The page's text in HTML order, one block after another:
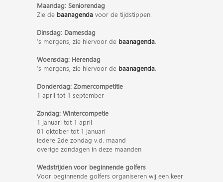
Maandag: Seniorendag
Zie de baanagendavoor de tijdstippen.
Dinsdag: Damesdag
’s morgens, zie hiervoor de baanagenda.
Woensdag: Herendag
’s morgens, zie hiervoor de baanagenda.
Donderdag: Zomercompetitie
1 april tot 1 september
Zondag: Wintercompetie
1 januari tot 1 april
01 oktober tot 1 januari
iedere 2de zondag v.d. maand
overige zondagen in deze maanden
Wedstrijden voor beginnende golfers
Voor beginnende golfers organiseren wij een keer